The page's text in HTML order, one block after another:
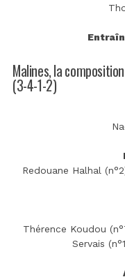
Malines, la
(3-4-1-2)
Redouane Halhal
Thérence Koudou
Servais